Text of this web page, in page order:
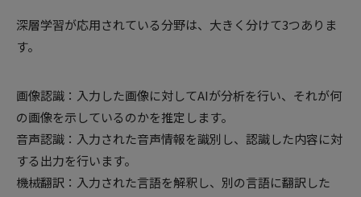
深層学習が応用されている分野は、大きく分けて3つありま
す。
画像認識：入力した画像に対してAIが分析を行い、それが何
の画像を示しているのかを推定します。
音声認識：入力された音声情報を識別し、認識した内容に対
する出力を行います。
機械翻訳：入力された言語を解釈し、別の言語に翻訳した